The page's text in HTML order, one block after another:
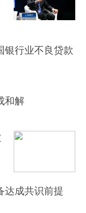
银行业不良贷款
和解
达成共识前提